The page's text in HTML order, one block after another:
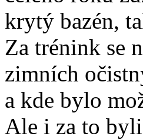
krytý bazén,
Za trénink se
zimních
a kde bylo
Ale i za to